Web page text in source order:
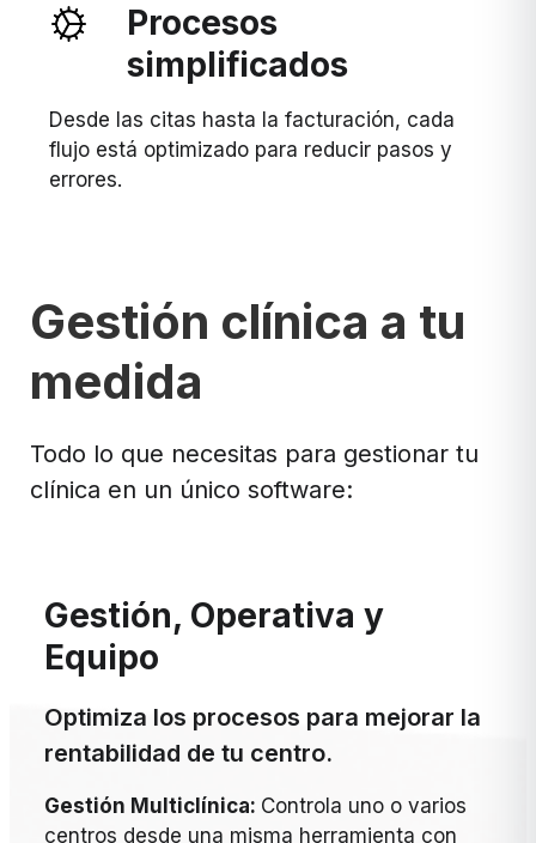
Procesos
simplificados
Desde las citas hasta la facturación, cada
flujo está optimizado para reducir pasos y
errores.
Gestión clínica a tu
medida
Todo lo que necesitas para gestionar tu
clínica en un único software:
Gestión, Operativa y
Equipo
Optimiza los procesos para mejorar la
rentabilidad de tu centro.
Gestión Multiclínica: Controla uno o varios
centros desde una misma herramienta con